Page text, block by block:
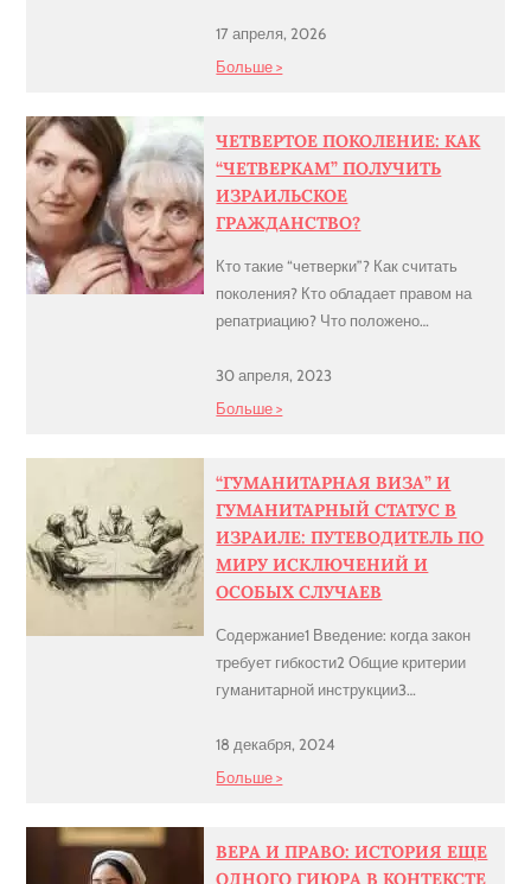
Внук — но только
несовершеннолетний5 Вита, Эстер и
Иерусалимский окружной суд
рассмотрел апелляцию Виты
Ничпорук — гражданки Украины,
внучки двух признанных праведников
17 апреля, 2026
Больше >
ЧЕТВЕРТОЕ ПОКОЛЕНИЕ: КАК
“ЧЕТВЕРКАМ” ПОЛУЧИТЬ
ИЗРАИЛЬСКОЕ
ГРАЖДАНСТВО?
Кто такие “четверки”? Как считать
поколения? Кто обладает правом на
репатриацию? Что положено
возвращении признает право еврея,
сына или дочери еврея, внука или
этот список не входят. Это означает,
что «евреи в четвертом поколении»
(на самом деле, никакие не евреи, […]
30 апреля, 2023
Больше >
“ГУМАНИТАРНАЯ ВИЗА” И
ГУМАНИТАРНЫЙ СТАТУС В
ИЗРАИЛЕ: ПУТЕВОДИТЕЛЬ ПО
МИРУ ИСКЛЮЧЕНИЙ И
ОСОБЫХ СЛУЧАЕВ
Содержание1 Введение: когда закон
требует гибкости2 Общие критерии
гуманитарной инструкции3
делать после развода или утраты
супруга4 Гуманитарный статус при
подачи и рассмотрения гуманитарных
прошений6 Особые категории:
18 декабря, 2024
Больше >
ВЕРА И ПРАВО: ИСТОРИЯ ЕЩЕ
ОДНОГО ГИЮРА В КОНТЕКСТЕ